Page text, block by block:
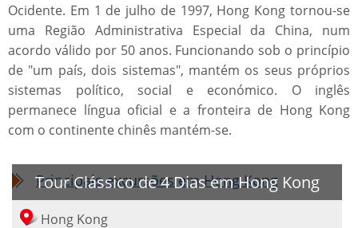
Ocidente. Em 1 de julho de 1997, Hong Kong tornou-se
uma Região Administrativa Especial da China, num
acordo válido por 50 anos. Funcionando sob o princípio
de "um país, dois sistemas", mantém os seus próprios
sistemas político, social e económico. O inglês
permanece língua oficial e a fronteira de Hong Kong
com o continente chinês mantém-se.
Principais excursões em Hong Kong
Tour Clássico de 4 Dias em Hong Kong
Hong Kong